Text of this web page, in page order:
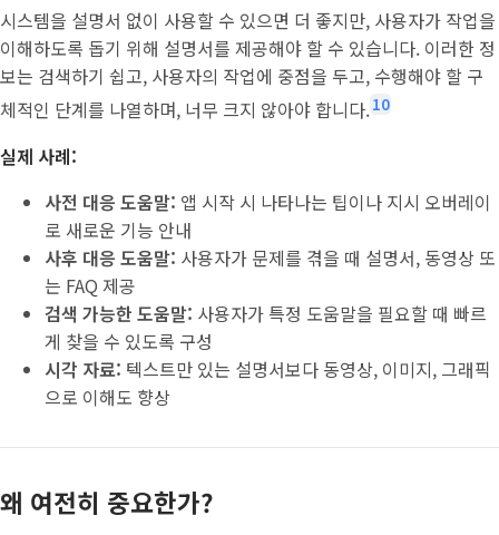
시스템을 설명서 없이 사용할 수 있으면 더 좋지만, 사용자가 작업을
이해하도록 돕기 위해 설명서를 제공해야 할 수 있습니다. 이러한 정
보는 검색하기 쉽고, 사용자의 작업에 중점을 두고, 수행해야 할 구
체적인 단계를 나열하며, 너무 크지 않아야 합니다.10
실제 사례:
사전 대응 도움말: 앱 시작 시 나타나는 팁이나 지시 오버레이
로 새로운 기능 안내
사후 대응 도움말: 사용자가 문제를 겪을 때 설명서, 동영상 또
는 FAQ 제공
검색 가능한 도움말: 사용자가 특정 도움말을 필요할 때 빠르
게 찾을 수 있도록 구성
시각 자료: 텍스트만 있는 설명서보다 동영상, 이미지, 그래픽
으로 이해도 향상
왜 여전히 중요한가?